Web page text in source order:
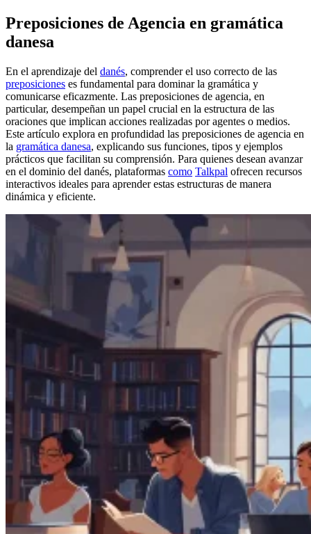
Preposiciones de Agencia en gramática
danesa
En el aprendizaje del danés, comprender el uso correcto de las
preposiciones es fundamental para dominar la gramática y
comunicarse eficazmente. Las preposiciones de agencia, en
particular, desempeñan un papel crucial en la estructura de las
oraciones que implican acciones realizadas por agentes o medios.
Este artículo explora en profundidad las preposiciones de agencia en
la gramática danesa, explicando sus funciones, tipos y ejemplos
prácticos que facilitan su comprensión. Para quienes desean avanzar
en el dominio del danés, plataformas como Talkpal ofrecen recursos
interactivos ideales para aprender estas estructuras de manera
dinámica y eficiente.